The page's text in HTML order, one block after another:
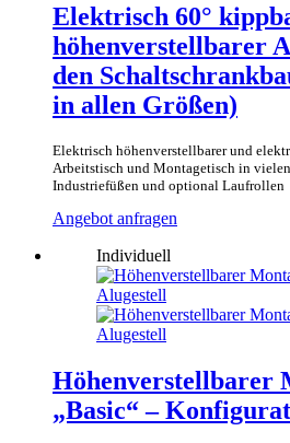
Optionen
können
auf
der
Produktseite
gewählt
Elektrisch 60°
höhenverstellbarer
den
in allen Größen)
Elektrisch höhenverstellbarer und
Arbeitstisch und Montagetisch in
Industriefüßen und optional Laufrollen
Angebot anfragen
mehrere
auf.
können
auf
der
Individuell
Höhenverstellbarer
„Basic“ –